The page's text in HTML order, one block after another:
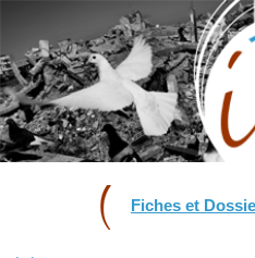
Fiches et